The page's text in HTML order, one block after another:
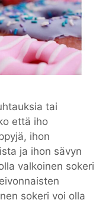
tai
että iho
ihon
ja ihon sävyn
valkoinen sokeri
sokeri voi olla